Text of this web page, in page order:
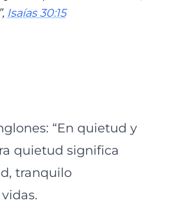
Isaías 30:15
“En quietud y
quietud significa
tranquilo